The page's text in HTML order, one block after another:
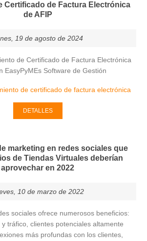
Certificado de Factura Electrónica
de AFIP
19 de agosto de 2024
de Certificado de Factura Electrónica
EasyPyMEs Software de Gestión
de certificado de factura electrónica
DETALLES
marketing en redes sociales que
de Tiendas Virtuales deberían
aprovechar en 2022
10 de marzo de 2022
sociales ofrece numerosos beneficios:
tráfico, clientes potenciales altamente
más profundas con los clientes,